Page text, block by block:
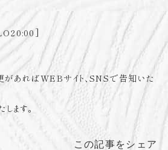
があればWEBサイト、SNSで告知いた
します。
この記事をシェア